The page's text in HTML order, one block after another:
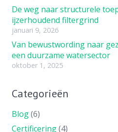
De weg naar structurele
ijzerhoudend filtergrind
januari 9, 2026
Van bewustwording naar
een duurzame watersector
oktober 1, 2025
Categorieën
Blog(6)
Certificering(4)